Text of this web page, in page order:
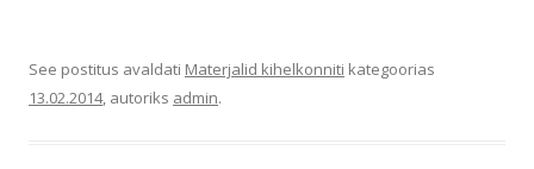
See postitus avaldati Materjalid kihelkonniti kategoorias
13.02.2014, autoriks admin.